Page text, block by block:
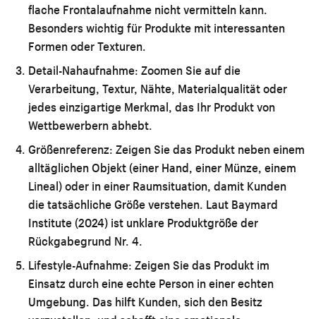
flache Frontalaufnahme nicht vermitteln kann.
Besonders wichtig für Produkte mit interessanten
Formen oder Texturen.
Detail-Nahaufnahme: Zoomen Sie auf die
Verarbeitung, Textur, Nähte, Materialqualität oder
jedes einzigartige Merkmal, das Ihr Produkt von
Wettbewerbern abhebt.
Größenreferenz: Zeigen Sie das Produkt neben einem
alltäglichen Objekt (einer Hand, einer Münze, einem
Lineal) oder in einer Raumsituation, damit Kunden
die tatsächliche Größe verstehen. Laut Baymard
Institute (2024) ist unklare Produktgröße der
Rückgabegrund Nr. 4.
Lifestyle-Aufnahme: Zeigen Sie das Produkt im
Einsatz durch eine echte Person in einer echten
Umgebung. Das hilft Kunden, sich den Besitz